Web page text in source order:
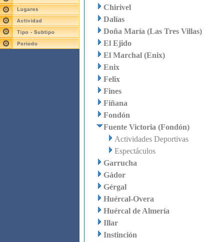
Chirivel
Dalías
Doña María (Las Tres Villas)
El Ejido
El Marchal (Enix)
Enix
Felix
Fines
Fiñana
Fondón
Fuente Victoria (Fondón)
Actividades Deportivas
Espectáculos
Garrucha
Gádor
Gérgal
Huércal-Overa
Huércal de Almería
Illar
Instinción